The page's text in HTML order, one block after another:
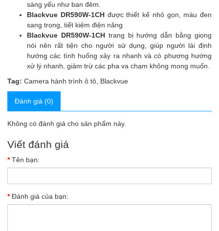
sáng yếu như ban đêm.
Blackvue DR590W-1CH được thiết kế nhỏ gọn, màu đen
sang trọng, tiết kiệm điện năng
Blackvue DR590W-1CH trang bị hướng dẫn bằng giọng
nói nên rất tiện cho người sử dụng, giúp người lái định
hướng các tình huống xảy ra nhanh và có phương hướng
xử lý nhanh, giảm trừ các pha va chạm không mong muốn.
Tag: Camera hành trình ô tô Blackvue
Đánh giá (0)
Không có đánh giá cho sản phẩm này.
Viết đánh giá
Tên bạn:
Đánh giá của bạn: